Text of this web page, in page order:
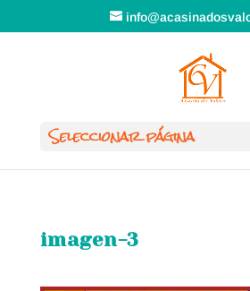
Seleccionar página
imagen-3